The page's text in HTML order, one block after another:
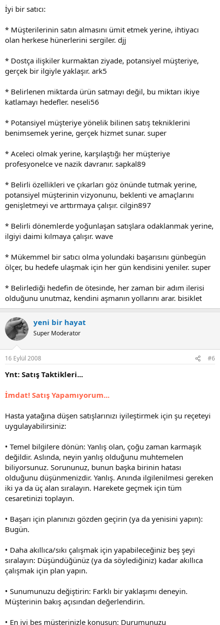
İyi bir satıcı:
* Müşterilerinin satın almasını ümit etmek yerine, ihtiyacı
olan herkese hünerlerini sergiler. djj
* Dostça ilişkiler kurmaktan ziyade, potansiyel müşteriye,
gerçek bir ilgiyle yaklaşır. ark5
* Belirlenen miktarda ürün satmayı değil, bu miktarı ikiye
katlamayı hedefler. neseli56
* Potansiyel müşteriye yönelik bilinen satış tekniklerini
benimsemek yerine, gerçek hizmet sunar. super
* Aceleci olmak yerine, karşılaştığı her müşteriye
profesyonelce ve nazik davranır. sapkal89
* Belirli özellikleri ve çıkarları göz önünde tutmak yerine,
potansiyel müşterinin vizyonunu, beklenti ve amaçlarını
genişletmeyi ve arttırmaya çalışır. cilgin897
* Belirli dönemlerde yoğunlaşan satışlara odaklanmak yerine,
ilgiyi daimi kılmaya çalışır. wave
* Mükemmel bir satıcı olma yolundaki başarısını günbegün
ölçer, bu hedefe ulaşmak için her gün kendisini yeniler. super
* Belirlediği hedefin de ötesinde, her zaman bir adım ilerisi
olduğunu unutmaz, kendini aşmanın yollarını arar. bisiklet
yeni bir hayat
Super Moderator
16 Eylül 2008 #6
Ynt: Satış Taktikleri...
İmdat! Satış Yapamıyorum...
Hasta yatağına düşen satışlarınızı iyileştirmek için şu reçeteyi
uygulayabilirsiniz:
• Temel bilgilere dönün: Yanlış olan, çoğu zaman karmaşık
değildir. Aslında, neyin yanlış olduğunu muhtemelen
biliyorsunuz. Sorununuz, bunun başka birinin hatası
olduğunu düşünmenizdir. Yanlış. Anında ilgilenilmesi gereken
iki ya da üç alan sıralayın. Harekete geçmek için tüm
cesaretinizi toplayın.
• Başarı için planınızı gözden geçirin (ya da yenisini yapın):
Bugün.
• Daha akıllıca/sıkı çalışmak için yapabileceğiniz beş şeyi
sıralayın: Düşündüğünüz (ya da söylediğiniz) kadar akıllıca
çalışmak için plan yapın.
• Sunumunuzu değiştirin: Farklı bir yaklaşımı deneyin.
Müşterinin bakış açısından değerlendirin.
• En iyi beş müşterinizle konuşun: Durumunuzu